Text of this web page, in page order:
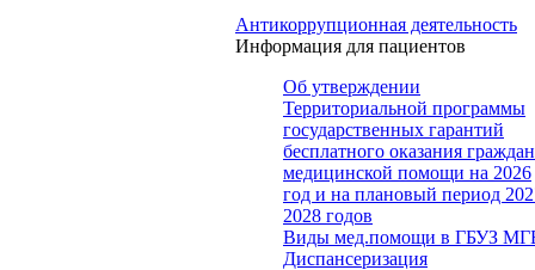
Антикоррупционная деятельность
Информация для пациентов
Об утверждении
Территориальной программы
государственных гарантий
бесплатного оказания
медицинской помощи на 2026
год и на плановый период
2028 годов
Виды мед.помощи в ГБУЗ
Диспансеризация